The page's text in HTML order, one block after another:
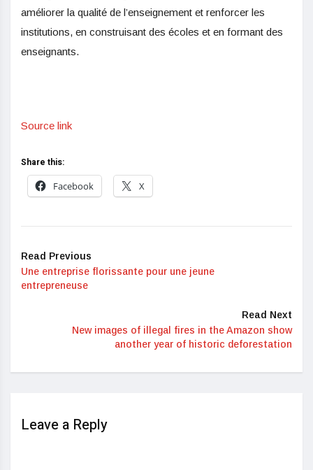
améliorer la qualité de l’enseignement et renforcer les
institutions, en construisant des écoles et en formant des
enseignants.
Source link
Share this:
Facebook
X
Read Previous
Une entreprise florissante pour une jeune
entrepreneuse
Read Next
New images of illegal fires in the Amazon show
another year of historic deforestation
Leave a Reply